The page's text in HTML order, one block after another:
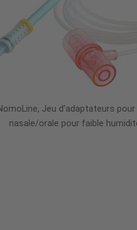
Jeu d’adaptateurs
nasale/orale pour faible